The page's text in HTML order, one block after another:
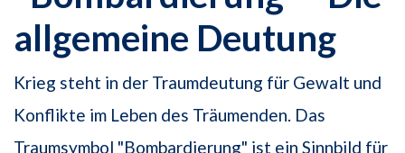
allgemeine Deutung
Krieg steht in der Traumdeutung für Gewalt und
Konflikte im Leben des Träumenden. Das
Traumsymbol "Bombardierung" ist ein Sinnbild für